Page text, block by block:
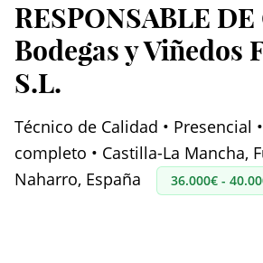
RESPONSABLE
Bodegas y Viñedos
S.L.
Técnico de Calidad • Presencial
completo • Castilla-La Mancha,
Naharro, España
36.000€ -